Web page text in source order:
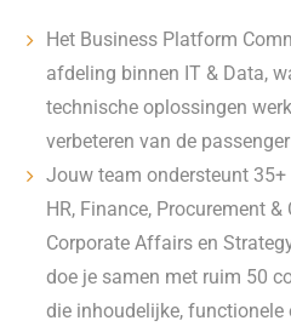
Het Business Platform
afdeling binnen IT & Data,
technische oplossingen
verbeteren van de
Jouw team ondersteunt
HR, Finance, Procurement
Corporate Affairs en
doe je samen met ruim 50
die inhoudelijke, functionele